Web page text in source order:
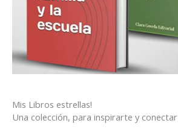
Mis Libros estrellas!
Una colección, para inspirarte y conectar